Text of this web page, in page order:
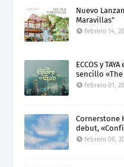
Nuevo
Maravillas"
febrero 14,
ECCOS y
sencillo «The
febrero 01,
Cornerstone
debut,
febrero 06,